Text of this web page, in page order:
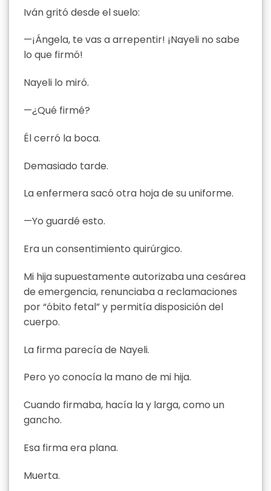
Iván gritó desde el suelo:
—¡Ángela, te vas a arrepentir! ¡Nayeli no sabe
lo que firmó!
Nayeli lo miró.
—¿Qué firmé?
Él cerró la boca.
Demasiado tarde.
La enfermera sacó otra hoja de su uniforme.
—Yo guardé esto.
Era un consentimiento quirúrgico.
Mi hija supuestamente autorizaba una cesárea
de emergencia, renunciaba a reclamaciones
por “óbito fetal” y permitía disposición del
cuerpo.
La firma parecía de Nayeli.
Pero yo conocía la mano de mi hija.
Cuando firmaba, hacía la y larga, como un
gancho.
Esa firma era plana.
Muerta.